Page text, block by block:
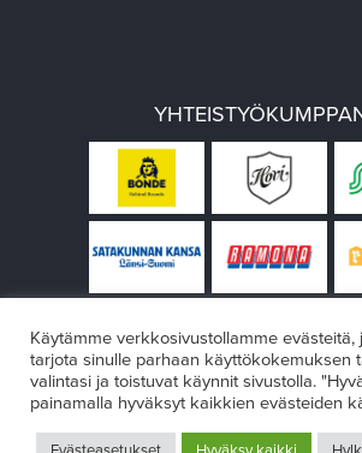
Käytämme verkkosivustollamme evästeitä,
tarjota sinulle parhaan käyttökokemuksen
valintasi ja toistuvat käynnit sivustolla.
painamalla hyväksyt kaikkien evästeiden